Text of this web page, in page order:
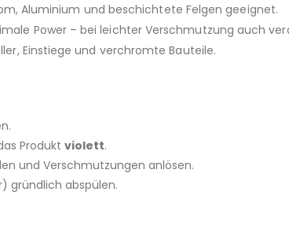
Aluminium und beschichtete Felgen geeignet.
Power – bei leichter Verschmutzung auch
Einstiege und verchromte Bauteile.
Produkt violett.
und Verschmutzungen anlösen.
gründlich abspülen.